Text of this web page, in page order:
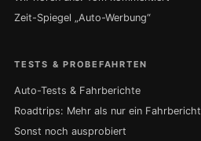
Zeit-Spiegel „Auto-Werbung“
TESTS & PROBEFAHRTEN
Auto-Tests & Fahrberichte
Roadtrips: Mehr als nur ein Fahrbericht
Sonst noch ausprobiert